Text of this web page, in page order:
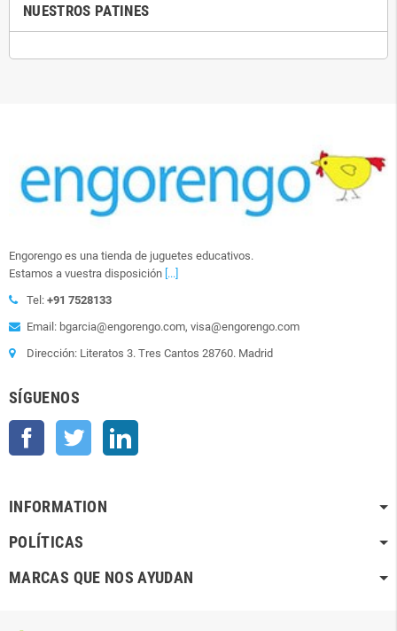
NUESTROS PATINES
Engorengo es una tienda de juguetes educativos.
Estamos a vuestra disposición [...]
Tel: +91 7528133
Email: bgarcia@engorengo.com, visa@engorengo.com
Dirección: Literatos 3. Tres Cantos 28760. Madrid
SÍGUENOS
Facebook Twitter
INFORMATION
POLÍTICAS
MARCAS QUE NOS AYUDAN